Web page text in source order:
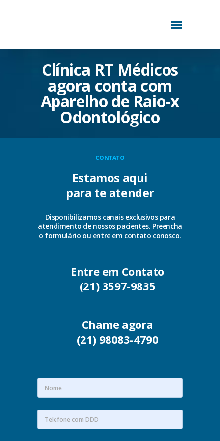
Clínica RT Médicos
agora conta com
Aparelho de Raio-x
Odontológico
CONTATO
Estamos aqui
para te atender
Disponibilizamos canais exclusivos para
atendimento de nossos pacientes. Preencha
o formulário ou entre em contato conosco.
Entre em Contato
(21) 3597-9835
Chame agora
(21) 98083-4790